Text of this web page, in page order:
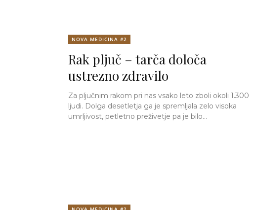
NOVA MEDICINA #2
Rak pljuč – tarča določa
ustrezno zdravilo
Za pljučnim rakom pri nas vsako leto zboli okoli 1.300
ljudi. Dolga desetletja ga je spremljala zelo visoka
umrljivost, petletno preživetje pa je bilo...